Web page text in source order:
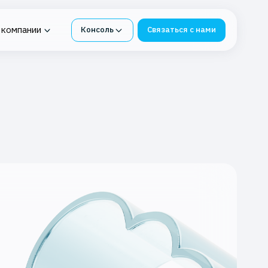
ИТ-инфраструктуры
в K2 Облаке Защита данных от потерь
хранилище
Консоль Связаться с нами